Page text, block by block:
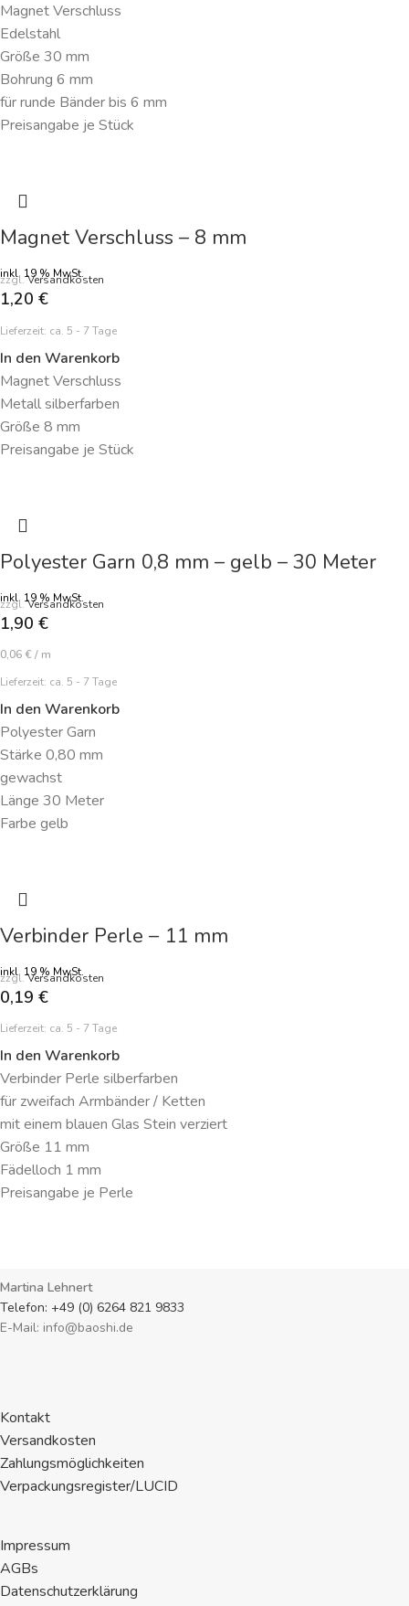
Magnet Verschluss
Edelstahl
Größe 30 mm
Bohrung 6 mm
für runde Bänder bis 6 mm
Preisangabe je Stück
Magnet Verschluss – 8 mm
inkl. 19 % MwSt.
zzgl.Versandkosten
1,20 €
Lieferzeit: ca. 5 - 7 Tage
In den Warenkorb
Magnet Verschluss
Metall silberfarben
Größe 8 mm
Preisangabe je Stück
Polyester Garn 0,8 mm – gelb – 30 Meter
inkl. 19 % MwSt.
zzgl.Versandkosten
1,90 €
0,06 € / m
Lieferzeit: ca. 5 - 7 Tage
In den Warenkorb
Polyester Garn
Stärke 0,80 mm
gewachst
Länge 30 Meter
Farbe gelb
Verbinder Perle – 11 mm
inkl. 19 % MwSt.
zzgl.Versandkosten
0,19 €
Lieferzeit: ca. 5 - 7 Tage
In den Warenkorb
Verbinder Perle silberfarben
für zweifach Armbänder / Ketten
mit einem blauen Glas Stein verziert
Größe 11 mm
Fädelloch 1 mm
Preisangabe je Perle
Martina Lehnert
Telefon: +49 (0) 6264 821 9833
E-Mail: info@baoshi.de
Kontakt
Versandkosten
Zahlungsmöglichkeiten
Verpackungsregister/LUCID
Impressum
AGBs
Datenschutzerklärung